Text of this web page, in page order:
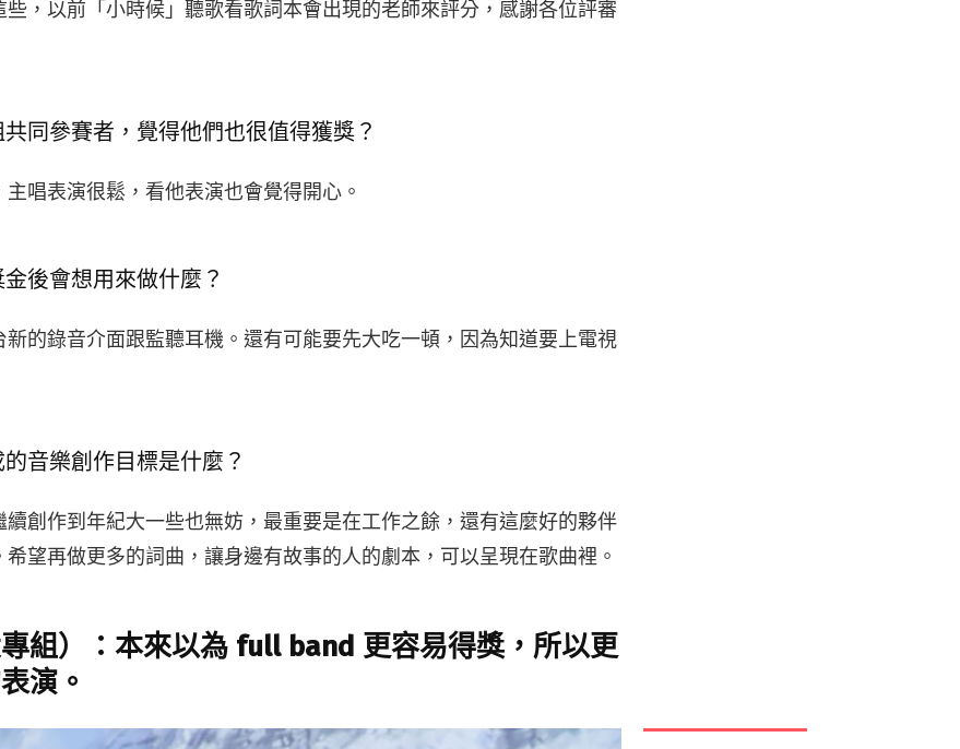
些，以前「小時候」聽歌看歌詞本會出現的老師來評分，感謝各位評審
同參賽者，覺得他們也很值得獲獎？
唱表演很鬆，看他表演也會覺得開心。
後會想用來做什麼？
新的錄音介面跟監聽耳機。還有可能要先大吃一頓，因為知道要上電視
音樂創作目標是什麼？
創作到年紀大一些也無妨，最重要是在工作之餘，還有這麼好的夥伴
望再做更多的詞曲，讓身邊有故事的人的劇本，可以呈現在歌曲裡。
組）：本來以為 full band 更容易得獎，所以更
演。